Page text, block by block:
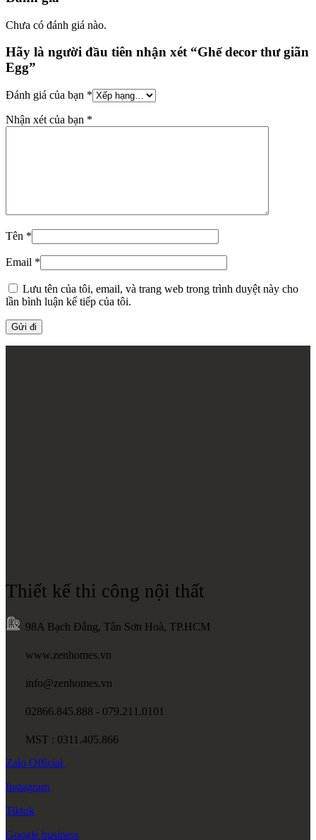
Chưa có đánh giá nào.
Hãy là người đầu tiên nhận xét “Ghế decor thư giãn
Egg”
Đánh giá của bạn *
Nhận xét của bạn *
Tên *
Email *
Lưu tên của tôi, email, và trang web trong trình duyệt này cho
lần bình luận kế tiếp của tôi.
Thiết kế thi công nội thất
98A Bạch Đằng, Tân Sơn Hoà, TP.HCM
www.zenhomes.vn
info@zenhomes.vn
02866.845.888 - 079.211.0101
MST : 0311.405.866
Zalo Official
Instagram
Tiktok
Google business